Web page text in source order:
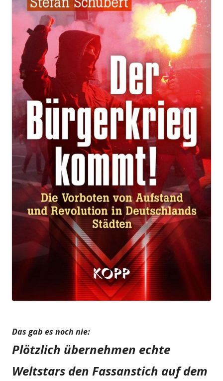
Das gab es noch nie:
Plötzlich übernehmen echte
Weltstars den Fassanstich auf dem